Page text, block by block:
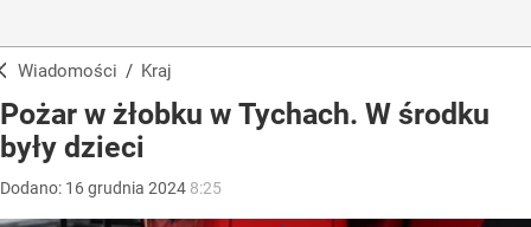
Wiadomości / Kraj
Pożar w żłobku w Tychach. W środku
były dzieci
Dodano: 16grudnia 2024 8:25